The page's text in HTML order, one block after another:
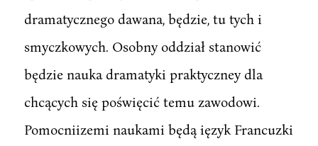
dramatycznego dawana, będzie, tu tych i
smyczkowych. Osobny oddział stanowić
będzie nauka dramatyki praktyczney dla
chcących się poświęcić temu zawodowi.
Pomocniizemi naukami będą ięzyk Francuzki